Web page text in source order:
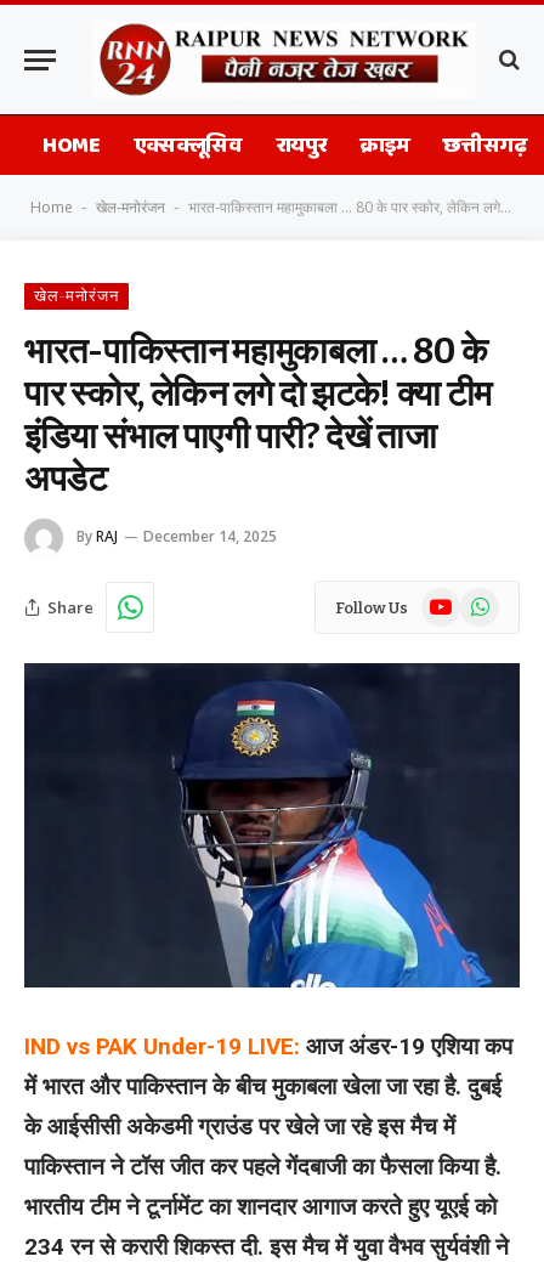
HOME एक्सक्लूसिव रायपुर क्राइम छत्तीसगढ़
Home - खेल-मनोरंजन - भारत-पाकिस्तान महामुकाबला … 80 के पार स्कोर, लेकिन लगे दो झटके! क्या टीम इंडिया संभाल पाएगी पारी? देखें ताजा अपडेट
खेल-मनोरंजन
भारत-पाकिस्तान महामुकाबला … 80 के
पार स्कोर, लेकिन लगे दो झटके! क्या टीम
इंडिया संभाल पाएगी पारी? देखें ताजा
अपडेट
ByRAJ December 14, 2025
Share Follow Us YouTubeWhatsApp
IND vs PAK Under-19 LIVE: आज अंडर-19 एशिया कप
में भारत और पाकिस्तान के बीच मुकाबला खेला जा रहा है. दुबई
के आईसीसी अकेडमी ग्राउंड पर खेले जा रहे इस मैच में
पाकिस्तान ने टॉस जीत कर पहले गेंदबाजी का फैसला किया है.
भारतीय टीम ने टूर्नामेंट का शानदार आगाज करते हुए यूएई को
234 रन से करारी शिकस्त दी. इस मैच में युवा वैभव सुर्यवंशी ने